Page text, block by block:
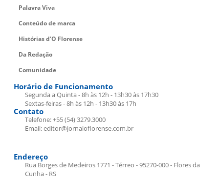
Palavra Viva
Conteúdo de marca
Histórias d’O Florense
Da Redação
Comunidade
Horário de Funcionamento
Segunda a Quinta - 8h às 12h - 13h30 às 17h30
Sextas-feiras - 8h às 12h - 13h30 às 17h
Contato
Telefone: +55 (54) 3279.3000
Email: editor@jornaloflorense.com.br
Endereço
Rua Borges de Medeiros 1771 - Térreo - 95270-000 - Flores da
Cunha - RS